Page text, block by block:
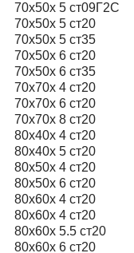
70х50х 5 ст09Г2С
70х50х 5 ст20
70х50х 5 ст35
70х50х 6 ст20
70х50х 6 ст35
70х70х 4 ст20
70х70х 6 ст20
70х70х 8 ст20
80х40х 4 ст20
80х40х 5 ст20
80х50х 4 ст20
80х50х 6 ст20
80х60х 4 ст20
80х60х 4 ст20
80х60х 5.5 ст20
80x60х 6 ст20